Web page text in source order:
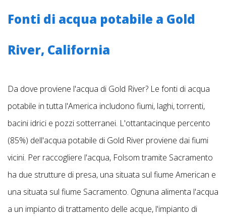
Fonti di acqua potabile a Gold
River, California
Da dove proviene l'acqua di Gold River? Le fonti di acqua
potabile in tutta l'America includono fiumi, laghi, torrenti,
bacini idrici e pozzi sotterranei. L'ottantacinque percento
(85%) dell'acqua potabile di Gold River proviene dai fiumi
vicini. Per raccogliere l'acqua, Folsom tramite Sacramento
ha due strutture di presa, una situata sul fiume American e
una situata sul fiume Sacramento. Ognuna alimenta l'acqua
a un impianto di trattamento delle acque, l'impianto di